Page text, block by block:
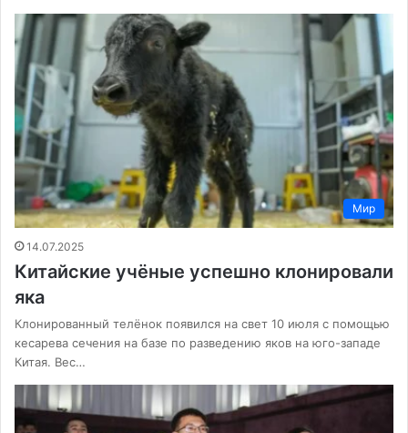
Мир
14.07.2025
Китайские учёные успешно клонировали
яка
Клонированный телёнок появился на свет 10 июля с помощью
кесарева сечения на базе по разведению яков на юго-западе
Китая. Вес…